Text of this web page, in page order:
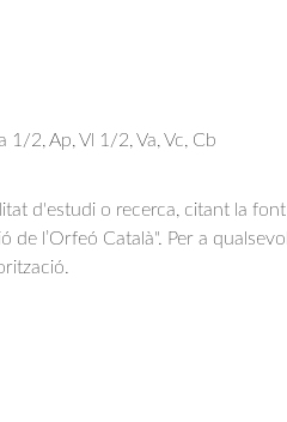
1/2, Ap, Vl 1/2, Va, Vc, Cb
d'estudi o recerca, citant la font
de l’Orfeó Català". Per a qualsevol